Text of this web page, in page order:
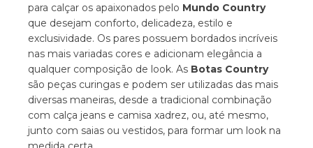
para calçar os apaixonados pelo Mundo Country
que desejam conforto, delicadeza, estilo e
exclusividade. Os pares possuem bordados incríveis
nas mais variadas cores e adicionam elegância a
qualquer composição de look. As Botas Country
são peças curingas e podem ser utilizadas das mais
diversas maneiras, desde a tradicional combinação
com calça jeans e camisa xadrez, ou, até mesmo,
junto com saias ou vestidos, para formar um look na